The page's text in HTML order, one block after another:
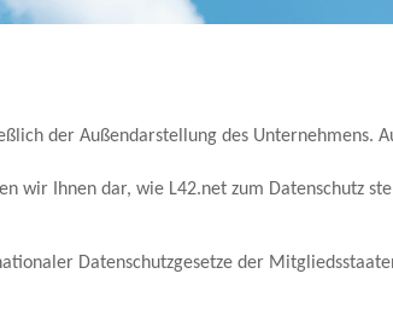
der Außendarstellung des Unternehmens.
wir Ihnen dar, wie L42.net zum Datenschutz
Datenschutzgesetze der